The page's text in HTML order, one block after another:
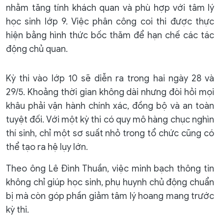
nhằm tăng tính khách quan và phù hợp với tâm lý
học sinh lớp 9. Việc phân công coi thi được thực
hiện bằng hình thức bốc thăm để hạn chế các tác
động chủ quan.
Kỳ thi vào lớp 10 sẽ diễn ra trong hai ngày 28 và
29/5. Khoảng thời gian không dài nhưng đòi hỏi mọi
khâu phải vận hành chính xác, đồng bộ và an toàn
tuyệt đối. Với một kỳ thi có quy mô hàng chục nghìn
thí sinh, chỉ một sơ suất nhỏ trong tổ chức cũng có
thể tạo ra hệ lụy lớn.
Theo ông Lê Đình Thuần, việc minh bạch thông tin
không chỉ giúp học sinh, phụ huynh chủ động chuẩn
bị mà còn góp phần giảm tâm lý hoang mang trước
kỳ thi.